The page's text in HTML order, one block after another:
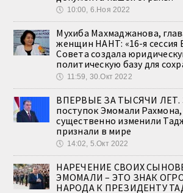
🕔 10:00, 6.Ноя 2022
Мухиба Махмаджанова,
женщин НАНТ: «16-я сессия
Совета создала
политическую базу для
🕔 11:59, 30.Окт 2022
ВПЕРВЫЕ ЗА ТЫСЯЧИ ЛЕТ.
поступок Эмомали
существенно изменили
признали в мире
🕔 14:02, 5.Окт 2022
НАРЕЧЕНИЕ СВОИХ
ЭМОМАЛИ – ЭТО ЗНАК
НАРОДА К ПРЕЗИДЕНТУ